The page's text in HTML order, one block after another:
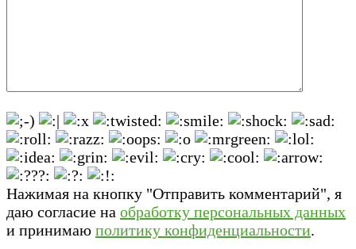
Нажимая на кнопку "Отправить комментарий", я
даю согласие на обработку персональных данных
и принимаю политику конфиденциальности.